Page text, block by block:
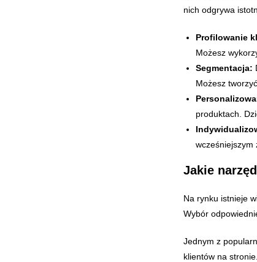
nich odgrywa
Profilowanie
Możesz
Segmentacja:
Możesz
produktach.
wcześniejszym
Jakie
Na rynku istnieje
Wybór
Jednym z
klientów na